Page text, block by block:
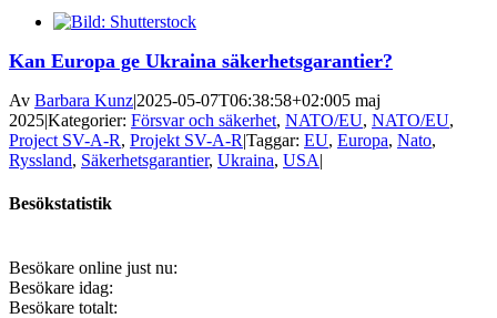
Kan Europa ge Ukraina säkerhetsgarantier?
Av Barbara Kunz|2025-05-07T06:38:58+02:005 maj
2025|Kategorier: Försvar och säkerhet, NATO/EU, NATO/EU,
Project SV-A-R, Projekt SV-A-R|Taggar: EU, Europa, Nato,
Ryssland, Säkerhetsgarantier, Ukraina, USA|
Besökstatistik
Besökare online just nu:
Besökare idag:
Besökare totalt: